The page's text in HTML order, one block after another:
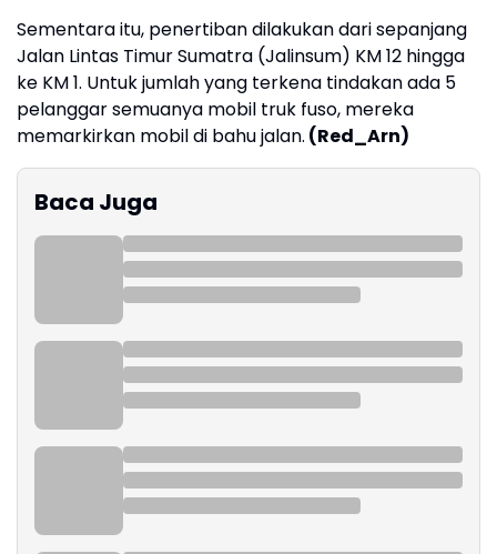
Sementara itu, penertiban dilakukan dari sepanjang
Jalan Lintas Timur Sumatra (Jalinsum) KM 12 hingga
ke KM 1. Untuk jumlah yang terkena tindakan ada 5
pelanggar semuanya mobil truk fuso, mereka
memarkirkan mobil di bahu jalan. (Red_Arn)
Baca Juga